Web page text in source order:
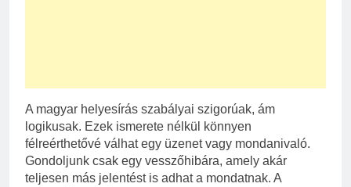
A magyar helyesírás szabályai szigorúak, ám
logikusak. Ezek ismerete nélkül könnyen
félreérthetővé válhat egy üzenet vagy mondanivaló.
Gondoljunk csak egy vesszőhibára, amely akár
teljesen más jelentést is adhat a mondatnak. A